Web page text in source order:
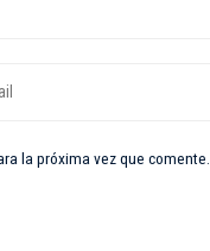
la próxima vez que comente.